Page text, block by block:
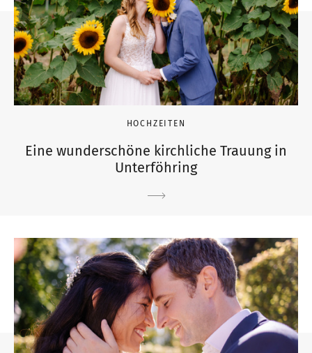
HOCHZEITEN
Eine wunderschöne kirchliche Trauung in
Unterföhring